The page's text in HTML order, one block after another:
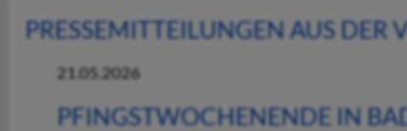
PRESSEMITTEILUNGEN AUS DER
21.05.2026
PFINGSTWOCHENENDE IN